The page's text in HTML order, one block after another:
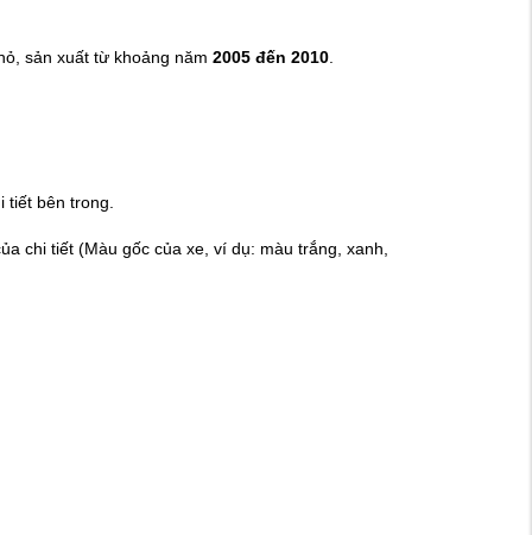
sản xuất từ khoảng năm 2005 đến 2010
bên trong.
chi tiết (Màu gốc của xe, ví dụ: màu trắng, xanh,